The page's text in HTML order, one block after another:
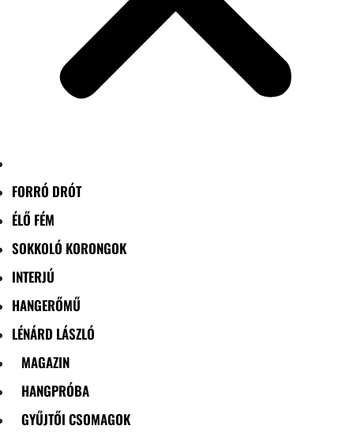
FORRÓ DRÓT
ÉLŐ FÉM
SOKKOLÓ KORONGOK
INTERJÚ
HANGERŐMŰ
LÉNÁRD LÁSZLÓ
MAGAZIN
HANGPRÓBA
GYŰJTŐI CSOMAGOK